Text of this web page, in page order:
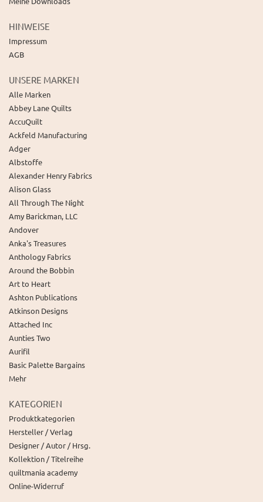
HINWEISE
Impressum
AGB
UNSERE MARKEN
Alle Marken
Abbey Lane Quilts
AccuQuilt
Ackfeld Manufacturing
Adger
Albstoffe
Alexander Henry Fabrics
Alison Glass
All Through The Night
Amy Barickman, LLC
Andover
Anka's Treasures
Anthology Fabrics
Around the Bobbin
Art to Heart
Ashton Publications
Atkinson Designs
Attached Inc
Aunties Two
Aurifil
Basic Palette Bargains
Mehr
KATEGORIEN
Produktkategorien
Hersteller / Verlag
Designer / Autor / Hrsg.
Kollektion / Titelreihe
quiltmania academy
Online-Widerruf